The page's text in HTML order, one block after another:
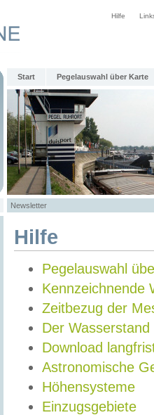
Hilfe
Start Pegelauswahl über Karte
Newsletter
Hilfe
Pegelauswahl
Kennzeichnende
Zeitbezug der
Der Wasserstand
Download
Astronomische
Höhensysteme
Einzugsgebiete